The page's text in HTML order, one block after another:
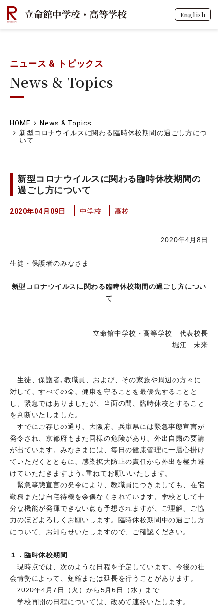
English
ニュース & トピックス
News & Topics
HOME
News & Topics
新型コロナウイルスに関わる臨時休校期間の過ごし方につ
いて
新型コロナウイルスに関わる臨時休校期間の
過ごし方について
2020年04月09日 中学校 高校
2020年4月8日
生徒・保護者のみなさま
新型コロナウイルスに関わる臨時休校期間の過ごし方につい
て
立命館中学校・高等学校 代表校長
堀江 未来
生徒、保護者､教職員、および、その家族や周辺の方々に
対して、すべての命、健康を守ることを最優先することと
し、緊急ではありましたが、当面の間、臨時休校とすること
を判断いたしました。
すでにご存じの通り、大阪府、兵庫県には緊急事態宣言が
発令され、京都府もまた同様の危険があり、外出自粛の要請
が出ています。みなさまには、毎日の健康管理に一層心掛け
ていただくとともに、感染拡大防止の責任から外出を極力避
けていただきますよう､重ねてお願いいたします。
緊急事態宣言の発令により、教職員につきましても、在宅
勤務または自宅待機を余儀なくされています。学校として十
分な機能が発揮できない点も予想されますが、ご理解、ご協
力のほどよろしくお願いします。臨時休校期間中の過ごし方
について、お知らせいたしますので、ご確認ください。
１．臨時休校期間
現時点では、次のような日程を予定しています。今後の社
会情勢によって、短縮または延長を行うことがあります。
2020年4月7日（火）から5月6日（水）まで
学校再開の日程については、改めて連絡いたします。